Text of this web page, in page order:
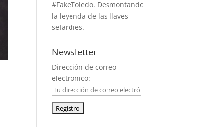
#FakeToledo. Desmontando
la leyenda de las llaves
sefardíes.
Newsletter
Dirección de correo
electrónico: